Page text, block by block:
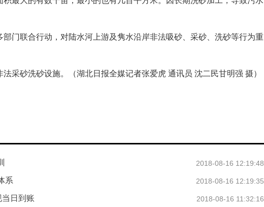
联合行动，对陆水河上游及隽水沿岸非法吸砂、采砂、洗砂等行为重
砂洗砂设施。（湖北日报全媒记者张爱虎 通讯员 沈二民甘明强 摄）
2018-08-16 12:19:48
系 2018-08-16 12:19:35
当日到账 2018-08-16 11:32:16